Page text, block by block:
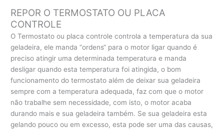
REPOR O TERMOSTATO OU PLACA
CONTROLE
O Termostato ou placa controle controla a temperatura da sua
geladeira, ele manda “ordens“ para o motor ligar quando é
preciso atingir uma determinada temperatura e manda
desligar quando esta temperatura foi atingida, o bom
funcionamento do termostato além de deixar sua geladeira
sempre com a temperatura adequada, faz com que o motor
não trabalhe sem necessidade, com isto, o motor acaba
durando mais e sua geladeira também. Se sua geladeira esta
gelando pouco ou em excesso, esta pode ser uma das causas,